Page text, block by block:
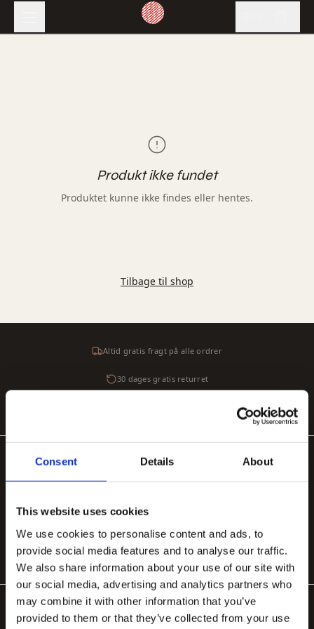
Consent Details About
This website uses cookies
We use cookies to personalise content and ads, to
provide social media features and to analyse our traffic.
We also share information about your use of our site with
our social media, advertising and analytics partners who
may combine it with other information that you’ve
provided to them or that they’ve collected from your use
Produkt ikke fundet
Produktet kunne ikke findes eller hentes.
Tilbage til shop
Altid gratis fragt på alle ordrer
30 dages gratis returret
POPULÆRE KATEGORIER
Organiske tæpper Tæpper til stuen
Tæppe til soveværelse